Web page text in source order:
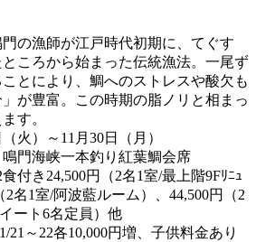
の漁師が江戸時代初期に、てぐす
ところから始まった伝統漁法。一尾ず
とにより、鯛へのストレスや酸欠も
が豊富。この時期の脂ノリと相まっ
す。
火）～11月30日（月）
鳴門海峡一本釣り紅葉鯛会席
付き24,500円（2名1室/最上階9Fﾘﾆｭ
2名1室/阿波藍ルーム）、44,500円（2
ート6名定員）他
21～22各10,000円増、子供料金あり